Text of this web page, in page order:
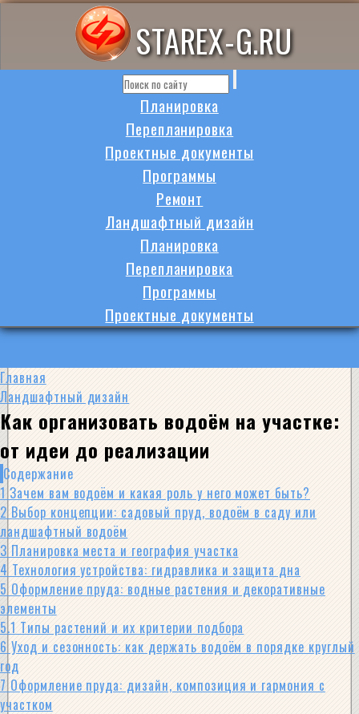
STAREX-G.RU
Планировка
Перепланировка
Проектные документы
Программы
Ремонт
Ландшафтный дизайн
Планировка
Перепланировка
Программы
Проектные документы
Главная
Ландшафтный дизайн
Как организовать водоём на участке:
от идеи до реализации
Содержание
1 Зачем вам водоём и какая роль у него может быть?
2 Выбор концепции: садовый пруд, водоём в саду или
ландшафтный водоём
3 Планировка места и география участка
4 Технология устройства: гидравлика и защита дна
5 Оформление пруда: водные растения и декоративные
элементы
5.1 Типы растений и их критерии подбора
6 Уход и сезонность: как держать водоём в порядке круглый
год
7 Оформление пруда: дизайн, композиция и гармония с
участком